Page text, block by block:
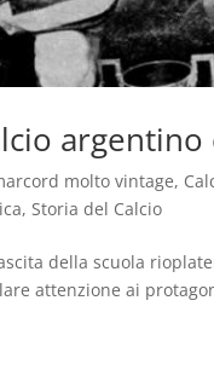
molto vintage,
,Storia del Calcio
della scuola
attenzione ai